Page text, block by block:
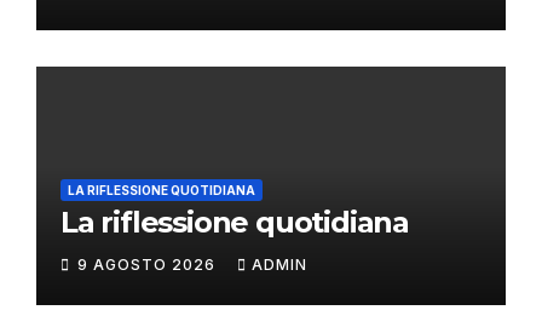
LA RIFLESSIONE QUOTIDIANA
La riflessione quotidiana
9 AGOSTO 2026 ADMIN